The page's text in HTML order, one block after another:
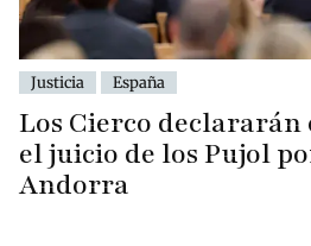
Justicia España
Los Cierco declararán
el juicio de los Pujol
Andorra